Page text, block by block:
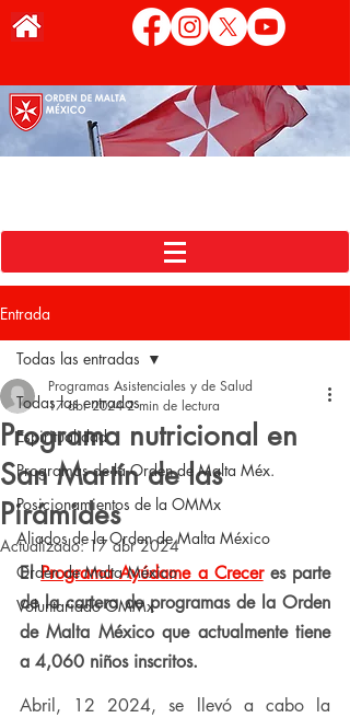
Entrada
Todas las entradas
Espiritualidad
Programas de la Orden de Malta Méx.
Posicionamientos de la OMMx
Aliados de la Orden de Malta México
Orden de Malta México
Voluntariado OMMx
Todas las entradas
Programa nutricional en
San Martín de las
Pirámides
Programas Asistenciales y de Salud
17 abr 2024 2 min de lectura
Actualizado:17 abr 2024
El Programa Ayúdame a Crecer es parte
de la cartera de programas de la Orden
de Malta México que actualmente tiene
a 4,060 niños inscritos.
Abril, 12 2024, se llevó a cabo la